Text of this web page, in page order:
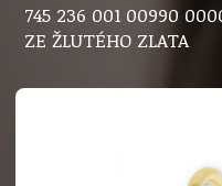
745 236 001 00990
ZE ŽLUTÉHO ZLATA